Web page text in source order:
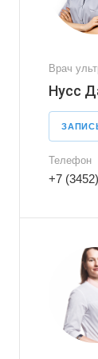
Врач
Нусс
Телефон
+7